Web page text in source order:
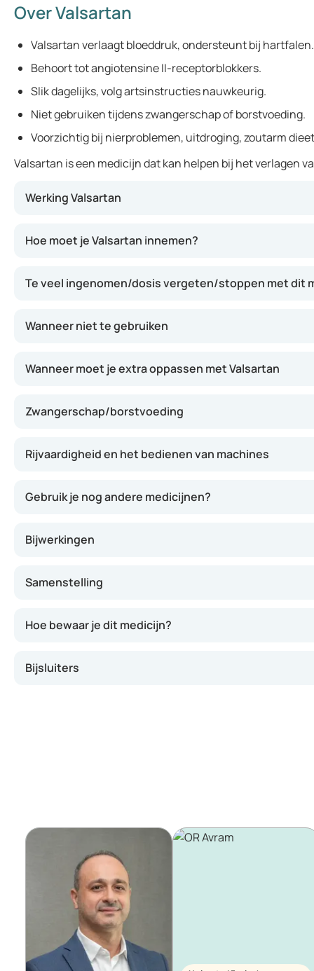
Over Valsartan
Valsartan verlaagt bloeddruk, ondersteunt bij hartfalen.
Behoort tot angiotensine II-receptorblokkers.
Slik dagelijks, volg artsinstructies nauwkeurig.
Niet gebruiken tijdens zwangerschap of borstvoeding.
Voorzichtig bij nierproblemen, uitdroging, zoutarm
Valsartan is een medicijn dat kan helpen bij het verlagen
Werking Valsartan
Hoe moet je Valsartan innemen?
Te veel ingenomen/dosis vergeten/stoppen met dit
Wanneer niet te gebruiken
Wanneer moet je extra oppassen met Valsartan
Zwangerschap/borstvoeding
Rijvaardigheid en het bedienen van machines
Gebruik je nog andere medicijnen?
Bijwerkingen
Samenstelling
Hoe bewaar je dit medicijn?
Bijsluiters